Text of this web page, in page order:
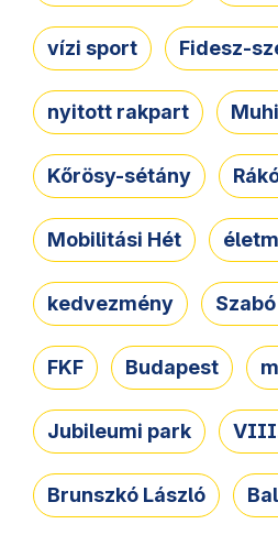
vízi sport Fidesz-
nyitott rakpart
Kőrösy-sétány
Mobilitási Hét
kedvezmény
FKF Budapest
Jubileumi park
Brunszkó László